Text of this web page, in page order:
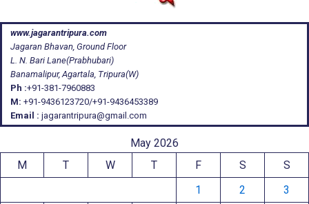
www.jagarantripura.com
Jagaran Bhavan, Ground Floor
L. N. Bari Lane(Prabhubari)
Banamalipur, Agartala, Tripura(W)
Ph :+91-381-7960883
M: +91-9436123720/+91-9436453389
Email : jagarantripura@gmail.com
May 2026
M
T W T F S
S
1
2 3